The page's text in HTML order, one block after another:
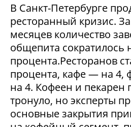
В Санкт-Петербурге
ресторанный кризис.
месяцев количество
общепита сократилось
процента.Ресторанов
процента, кафе — на 4,
на 4. Кофеен и пекарен
тронуло, но эксперты
основные закрытия